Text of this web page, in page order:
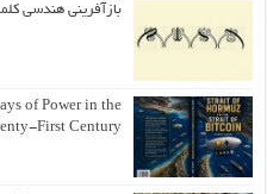
بازآفرینی هندسی
of Power in the
First Century